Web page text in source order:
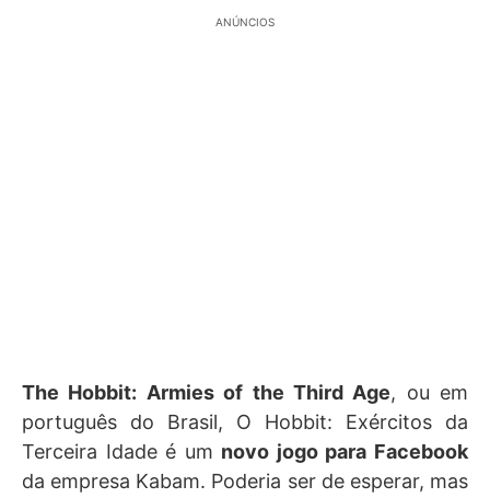
ANÚNCIOS
The Hobbit: Armies of the Third Age, ou em
português do Brasil, O Hobbit: Exércitos da
Terceira Idade é um novo jogo para Facebook
da empresa Kabam. Poderia ser de esperar, mas